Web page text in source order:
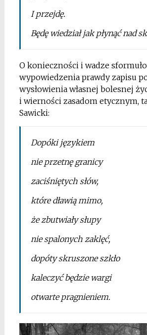
I przejdę.
Będę wiedział jak płynąć nad
O konieczności i wadze
wypowiedzenia prawdy zapisu
wysłowienia własnej bolesnej
i wierności zasadom etycznym,
Sawicki:
Dopóki językiem
nie przetnę granicy
zaciśniętych słów,
które dławią mimo,
że zbutwiały słupy
nie spalonych zaklęć,
dopóty skruszone szkło
kaleczyć będzie wargi
otwarte pragnieniem.